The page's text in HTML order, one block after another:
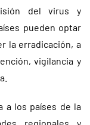
del virus y
pueden optar
la erradicación, a
vigilancia y
a los países de la